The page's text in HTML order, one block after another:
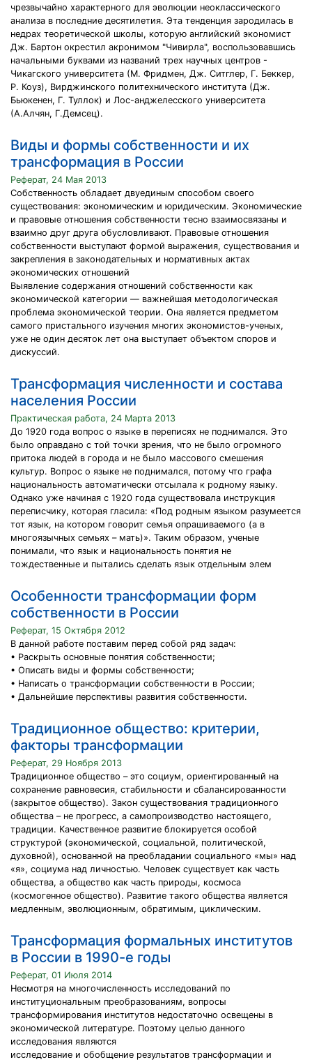
чрезвычайно характерного для эволюции неоклассического
анализа в последние десятилетия. Эта тенденция зародилась в
недрах теоретической школы, которую английский экономист
Дж. Бартон окрестил акронимом "Чивирла", воспользовавшись
начальными буквами из названий трех научных центров -
Чикагского университета (М. Фридмен, Дж. Ситглер, Г. Беккер,
Р. Коуз), Вирджинского политехнического института (Дж.
Бьюкенен, Г. Туллок) и Лос-анджелесского университета
(А.Алчян, Г.Демсец).
Виды и формы собственности и их
трансформация в России
Реферат, 24 Мая 2013
Собственность обладает двуединым способом своего
существования: экономическим и юридическим. Экономические
и правовые отношения собственности тесно взаимосвязаны и
взаимно друг друга обусловливают. Правовые отношения
собственности выступают формой выражения, существования и
закрепления в законодательных и нормативных актах
экономических отношений
Выявление содержания отношений собственности как
экономической категории — важнейшая методологическая
проблема экономической теории. Она является предметом
самого пристального изучения многих экономистов-ученых,
уже не один десяток лет она выступает объектом споров и
дискуссий.
Трансформация численности и состава
населения России
Практическая работа, 24 Марта 2013
До 1920 года вопрос о языке в переписях не поднимался. Это
было оправдано с той точки зрения, что не было огромного
притока людей в города и не было массового смешения
культур. Вопрос о языке не поднимался, потому что графа
национальность автоматически отсылала к родному языку.
Однако уже начиная с 1920 года существовала инструкция
переписчику, которая гласила: «Под родным языком разумеется
тот язык, на котором говорит семья опрашиваемого (а в
многоязычных семьях – мать)». Таким образом, ученые
понимали, что язык и национальность понятия не
тождественные и пытались сделать язык отдельным элем
Особенности трансформации форм
собственности в России
Реферат, 15 Октября 2012
В данной работе поставим перед собой ряд задач:
• Раскрыть основные понятия собственности;
• Описать виды и формы собственности;
• Написать о трансформации собственности в России;
• Дальнейшие перспективы развития собственности.
Традиционное общество: критерии,
факторы трансформации
Реферат, 29 Ноября 2013
Традиционное общество – это социум, ориентированный на
сохранение равновесия, стабильности и сбалансированности
(закрытое общество). Закон существования традиционного
общества – не прогресс, а самопроизводство настоящего,
традиции. Качественное развитие блокируется особой
структурой (экономической, социальной, политической,
духовной), основанной на преобладании социального «мы» над
«я», социума над личностью. Человек существует как часть
общества, а общество как часть природы, космоса
(космогенное общество). Развитие такого общества является
медленным, эволюционным, обратимым, циклическим.
Трансформация формальных институтов
в России в 1990-е годы
Реферат, 01 Июля 2014
Несмотря на многочисленность исследований по
институциональным преобразованиям, вопросы
трансформирования институтов недостаточно освещены в
экономической литературе. Поэтому целью данного
исследования являются
исследование и обобщение результатов трансформации и